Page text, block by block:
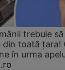
trebuie
toată țara!
în urma